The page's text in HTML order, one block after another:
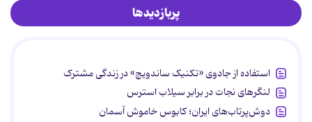
پربازدیدها
استفاده از جادوی «تکنیک ساندویچ» در زندگی مشترک
لنگرهای نجات در برابر سیلاب استرس
دوش‌پرتاب‌های ایران؛ کابوس خاموش آسمان